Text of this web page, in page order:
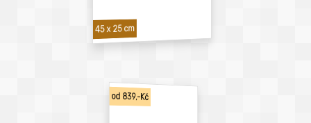
45 x 25 cm
od 839,-Kč